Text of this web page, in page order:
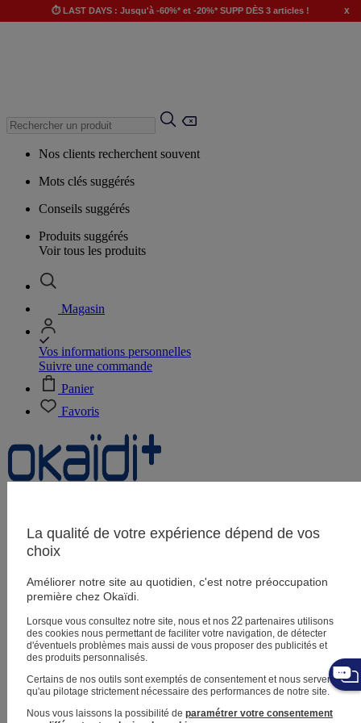
⏱️ LAST DAYS : Jusqu'à -60%* et -20%* SUPP DÈS 3 articles ! x
Nos clients recherchent souvent
Mots clés suggérés
Conseils suggérés
Produits suggérés
Voir tous les produits
Magasin
Vos informations personnelles
Suivre une commande
Panier
Favoris
Magasins
Aide et contact
Livraison
Retour
Bébé fille3 mois - 5 ans
La qualité de votre expérience dépend de vos
choix
Améliorer notre site au quotidien, c'est notre préoccupation
première chez Okaïdi.
Lorsque vous consultez notre site, nous et nos 22partenaires utilisons
des cookies nous permettant de faciliter votre navigation, de détecter
d'éventuels problèmes mais aussi de vous proposer des publicités et
des produits personnalisés.
Certains de nos outils sont exemptés de consentement et nous servent
qu'au pilotage strictement nécessaire des performances de notre site.
Nous vous laissons la possibilité de paramétrer votre consentement